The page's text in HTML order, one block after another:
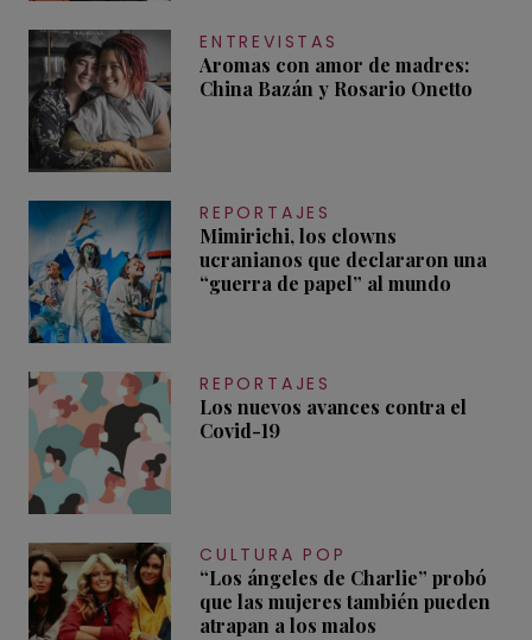
ENTREVISTAS
Aromas con amor de madres:
China Bazán y Rosario Onetto
REPORTAJES
Mimirichi, los clowns
ucranianos que declararon una
“guerra de papel” al mundo
REPORTAJES
Los nuevos avances contra el
Covid-19
CULTURA POP
“Los ángeles de Charlie” probó
que las mujeres también pueden
atrapan a los malos